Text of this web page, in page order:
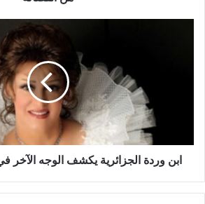
بكتاب
جديدابن وردة الجزائرية يكشف الوجه الآخر